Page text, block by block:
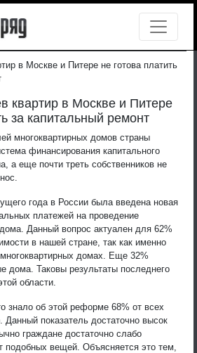
в Москве и Питере не готова платить
квартир в Москве и Питере
за капитальный ремонт
многоквартирных домов страны
финансирования капитального
а еще почти треть собственников не
года в России была введена новая
платежей на проведение
Данный вопрос актуален для 62%
в нашей стране, так как именно
домах. Еще 32%
дома. Таковы результаты последнего
области.
знало об этой реформе 68% от всех
Данный показатель достаточно высок
граждане достаточно слабо
подобных вещей. Объясняется это тем,